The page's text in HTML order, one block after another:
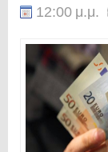
12:00 μ.μ.